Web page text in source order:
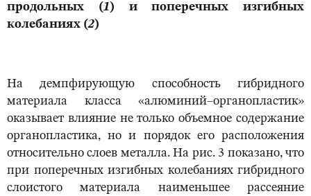
продольных (1) и поперечных изгибных
колебаниях (2)
На демпфирующую способность гибридного
материала класса «алюминий–органопластик»
оказывает влияние не только объемное содержание
органопластика, но и порядок его расположения
относительно слоев металла. На рис. 3 показано, что
при поперечных изгибных колебаниях гибридного
слоистого материала наименьшее рассеяние